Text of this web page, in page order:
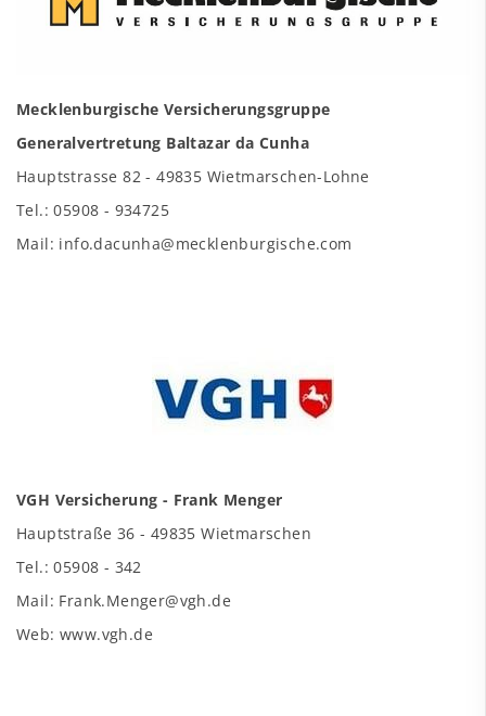
Mecklenburgische Versicherungsgruppe
Generalvertretung Baltazar da Cunha
Hauptstrasse 82 - 49835 Wietmarschen-Lohne
Tel.: 05908 - 934725
Mail: info.dacunha@mecklenburgische.com
VGH Versicherung - Frank Menger
Hauptstraße 36 - 49835 Wietmarschen
Tel.: 05908 - 342
Mail: Frank.Menger@vgh.de
Web: www.vgh.de